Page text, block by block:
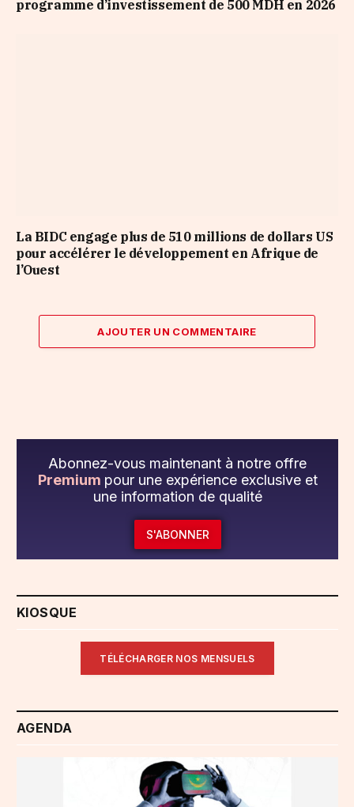
programme d’investissement de 500 MDH en 2026
La BIDC engage plus de 510 millions de dollars US
pour accélérer le développement en Afrique de
l’Ouest
AJOUTER UN COMMENTAIRE
Abonnez-vous maintenant à notre offre
Premium pour une expérience exclusive et
une information de qualité
S'ABONNER
KIOSQUE
TÉLÉCHARGER NOS MENSUELS
AGENDA